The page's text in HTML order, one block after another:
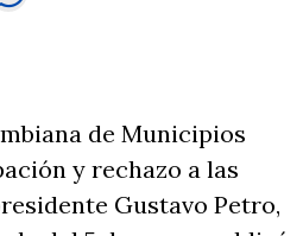
de Municipios
y rechazo a las
Gustavo Petro,